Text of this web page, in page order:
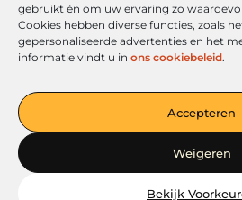
gebruikt én om uw ervaring zo
Cookies hebben diverse functies, zoals
gepersonaliseerde advertenties en het
informatie vindt u in ons cookiebeleid.
Accepteren
Weigeren
Bekijk
Jouw platform voor
— Verken boeiende verhalen,
artikelen. Alles overzichtelijk op één
ontdekken op